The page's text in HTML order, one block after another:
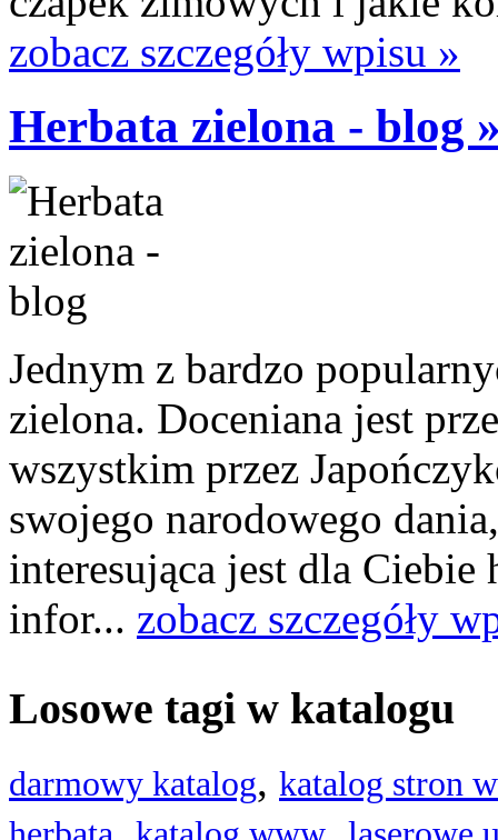
zobacz szczegóły wpisu »
Herbata zielona - blog
Jednym z bardzo
zielona. Doceniana jest
wszystkim przez
swojego narodowego
interesująca jest dla Ciebie
infor... zobacz szczegóły
Losowe tagi w katalogu
darmowy katalog, katalog stron